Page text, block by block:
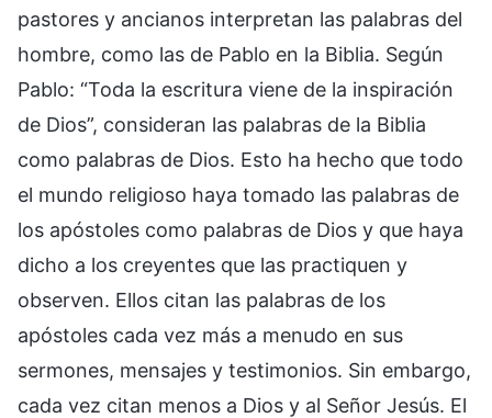
pastores y ancianos interpretan las palabras del
hombre, como las de Pablo en la Biblia. Según
Pablo: “Toda la escritura viene de la inspiración
de Dios”, consideran las palabras de la Biblia
como palabras de Dios. Esto ha hecho que todo
el mundo religioso haya tomado las palabras de
los apóstoles como palabras de Dios y que haya
dicho a los creyentes que las practiquen y
observen. Ellos citan las palabras de los
apóstoles cada vez más a menudo en sus
sermones, mensajes y testimonios. Sin embargo,
cada vez citan menos a Dios y al Señor Jesús. El